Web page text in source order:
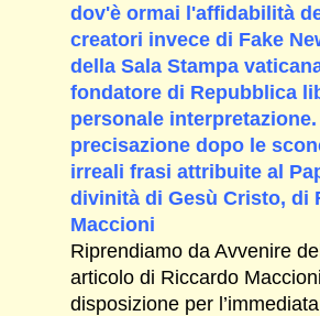
dov'è ormai l'affidabilità
creatori invece di Fake
della Sala Stampa
fondatore di Repubblica
personale interpretazione.
precisazione dopo le
irreali frasi attribuite al
divinità di Gesù Cristo, di
Maccioni
Riprendiamo da Avvenire
articolo di Riccardo
disposizione per